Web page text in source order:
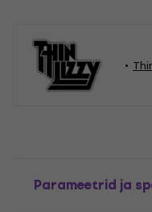
Parameetrid ja